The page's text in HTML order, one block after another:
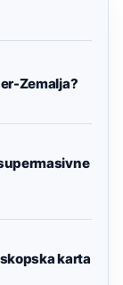
Zemalja?
karta